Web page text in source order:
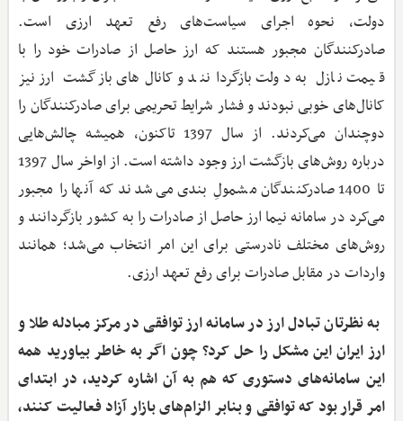
دولت، نحوه اجرای سیاست‌های رفع تعهد ارزی است.
صادرکنندگان مجبور هستند که ارز حاصل از صادرات خود را با
قیمت نازل به دولت بازگردانند و کانال‌های بازگشت ارز نیز
کانال‌های خوبی نبودند و فشار شرایط تحریمی برای صادرکنندگان را
دوچندان می‌کردند. از سال 1397 تاکنون، همیشه چالش‌هایی
درباره روش‌های بازگشت ارز وجود داشته است. از اواخر سال 1397
تا 1400 صادرکنندگان مشمولِ بندی می‌شدند که آنها را مجبور
می‌کرد در سامانه نیما ارز حاصل از صادرات را به کشور بازگردانند و
روش‌های مختلف نادرستی برای این امر انتخاب می‌شد؛ همانند
واردات در مقابل صادرات برای رفع تعهد ارزی.
‌ به نظرتان تبادل ارز در سامانه ارز توافقی در مرکز مبادله طلا و
ارز ایران این مشکل را حل کرد؟ چون اگر به خاطر بیاورید همه
این سامانه‌های دستوری که هم به آن اشاره کردید، در ابتدای
امر قرار بود که توافقی و بنابر الزام‌های بازار آزاد فعالیت کنند،